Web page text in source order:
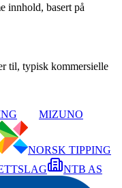
innhold, basert på
til, typisk kommersielle
MIZUNO
NORSK TIPPING
NTB AS